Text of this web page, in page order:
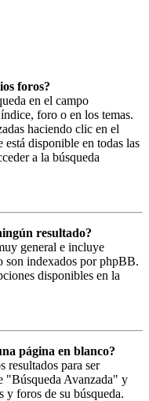
foros?
en el campo
foro o en los temas.
haciendo clic en el
disponible en todas las
a la búsqueda
resultado?
general e incluye
son indexados por phpBB.
disponibles en la
página en blanco?
resultados para ser
"Búsqueda Avanzada" y
y foros de su búsqueda.